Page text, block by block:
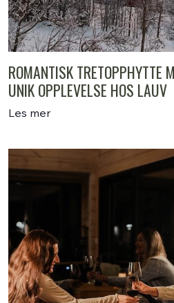
ROMANTISK TRETOPPHYTTE
UNIK OPPLEVELSE HOS LAUV
Les mer